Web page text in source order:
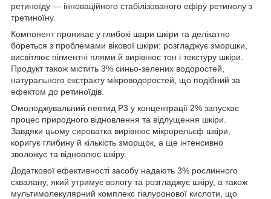
ретиноїду — інноваційного стабілізованого ефіру ретинолу з
третиноїну.
Компонент проникає у глибокі шари шкіри та делікатно
бореться з проблемами вікової шкіри: розгладжує зморшки,
висвітлює пігментні плями й вирівнює тон і текстуру шкіри.
Продукт також містить 3% синьо-зелених водоростей,
натурального екстракту мікроводоростей, що подібний за
ефектом до ретиноїдів.
Омолоджувальний пептид P3 у концентрації 2% запускає
процес природного відновлення та відлущення шкіри.
Завдяки цьому сироватка вирівнює мікрорельєф шкіри,
коригує глибину й кількість зморщок, а ще інтенсивно
зволожує та відновлює шкіру.
Додаткової ефективності засобу надають 3% рослинного
сквалану, який утримує вологу та розгладжує шкіру, а також
мультимолекулярний комплекс гіалуронової кислоти, що